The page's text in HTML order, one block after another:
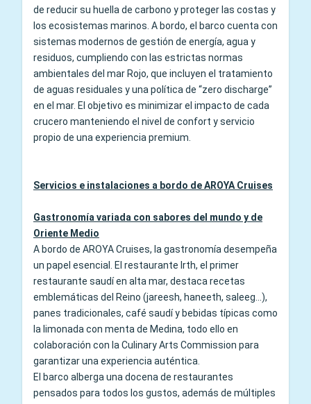
de reducir su huella de carbono y proteger las costas y
los ecosistemas marinos. A bordo, el barco cuenta con
sistemas modernos de gestión de energía, agua y
residuos, cumpliendo con las estrictas normas
ambientales del mar Rojo, que incluyen el tratamiento
de aguas residuales y una política de “zero discharge”
en el mar. El objetivo es minimizar el impacto de cada
crucero manteniendo el nivel de confort y servicio
propio de una experiencia premium.
Servicios e instalaciones a bordo de AROYA Cruises
Gastronomía variada con sabores del mundo y de
Oriente Medio
A bordo de AROYA Cruises, la gastronomía desempeña
un papel esencial. El restaurante Irth, el primer
restaurante saudí en alta mar, destaca recetas
emblemáticas del Reino (jareesh, haneeth, saleeg…),
panes tradicionales, café saudí y bebidas típicas como
la limonada con menta de Medina, todo ello en
colaboración con la Culinary Arts Commission para
garantizar una experiencia auténtica.
El barco alberga una docena de restaurantes
pensados para todos los gustos, además de múltiples